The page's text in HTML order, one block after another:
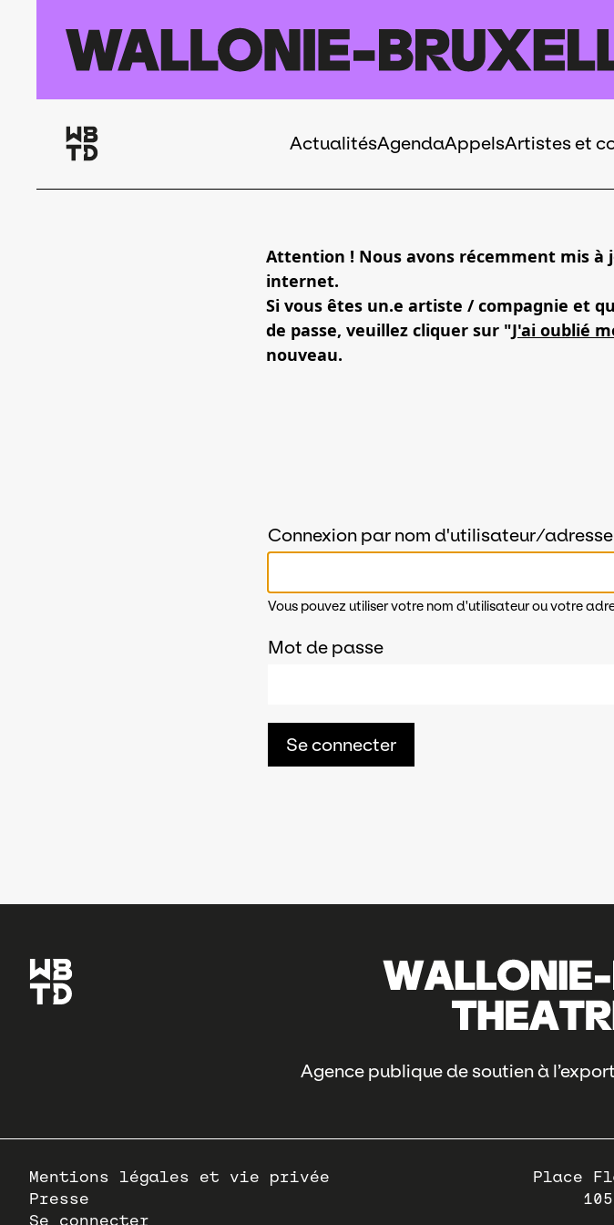
Navigation
ActualitésAgendaAppelsArtistes et
Attention ! Nous avons récemment mis
internet.
Si vous êtes un.e artiste / compagnie et
de passe, veuillez cliquer sur "J'ai oublié
nouveau.
Connexion par nom d'utilisateur/
Vous pouvez utiliser votre nom d'utilisateur ou votre
Mot de passe
Agence publique de soutien à
Pied
de
page
Mentions légales et vie privée
Presse
Se connecter
Place